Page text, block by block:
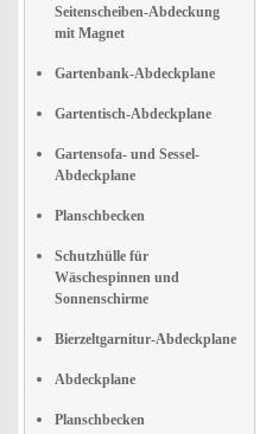
Seitenscheiben-Abdeckung
mit Magnet
Gartenbank-Abdeckplane
Gartentisch-Abdeckplane
Gartensofa- und Sessel-
Abdeckplane
Planschbecken
Schutzhülle für
Wäschespinnen und
Sonnenschirme
Bierzeltgarnitur-Abdeckplane
Abdeckplane
Planschbecken